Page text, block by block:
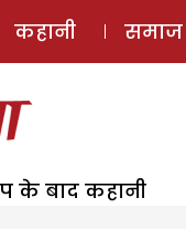
कहानी समाज
के बाद कहानी